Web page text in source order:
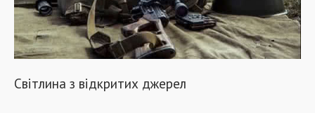
Світлина з відкритих джерел